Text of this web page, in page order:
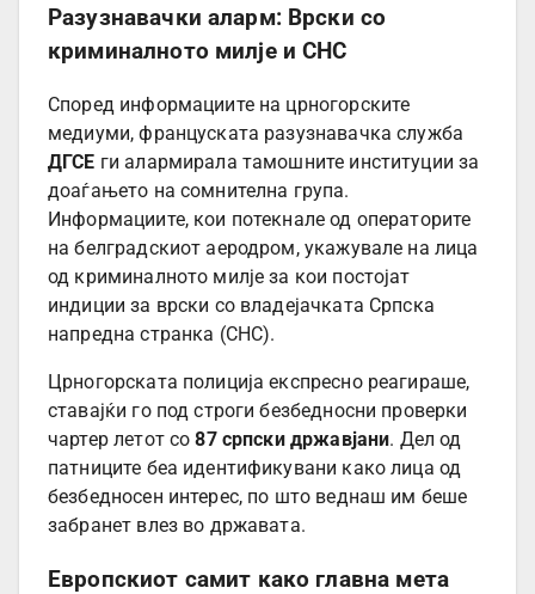
Разузнавачки аларм: Врски со
криминалното милје и СНС
Според информациите на црногорските
медиуми, француската разузнавачка служба
ДГСЕ ги алармирала тамошните институции за
доаѓањето на сомнителна група.
Информациите, кои потекнале од операторите
на белградскиот аеродром, укажувале на лица
од криминалното милје за кои постојат
индиции за врски со владејачката Српска
напредна странка (СНС).
Црногорската полиција експресно реагираше,
ставајќи го под строги безбедносни проверки
чартер летот со87 српски државјани. Дел од
патниците беа идентификувани како лица од
безбедносен интерес, по што веднаш им беше
забранет влез во државата.
Европскиот самит како главна мета